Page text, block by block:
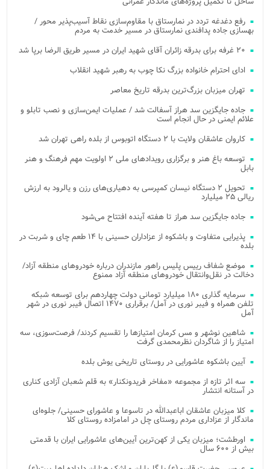
رفع دغدغه تردد در نمارستاق با مقاوم‌سازی نقاط آسیب‌پذیر محور /
بهسازی جاده پدافندی نمارستاق در مسیر خدمت به مردم
۲۰ غرفه برای بدرقه زائران آقای شهید ایران در مسیر طریق الرضا برپا شد
ادای احترام خانواده بزرگ نکا چوب به رهبر شهید انقلاب
تهران میزبان بزرگ‌ترین بدرقه تاریخ معاصر
جاده جایگزین سد هراز آسفالت شد / عملیات ایمن‌سازی و نصب تابلو و
علائم ایمنی در حال انجام است
کاروان عاشقان ولایت با ۲ دستگاه اتوبوس از بلده راهی تهران شد
توسعه باغ هنر و برگزاری رویدادهای ملی ۲ اولویت مهم فرهنگ و هنر
بابل
تحویل ۲ دستگاه نیسان کمپرسی به دهیاری‌های رزن و یالرود به ارزش
ریالی ۲۵ میلیارد
جاده جایگزین سد هراز تا هفته آینده افتتاح می‌شود
پذیرایی متفاوت و باشکوه از عزاداران حسینی با ۱۴ طعم چای و شربت در
بلده
موضع شفاف رییس پلیس راهور مازندران درباره خودروهای منطقه آزاد/
دخالت در نقل‌وانتقال خودروهای منطقه آزاد ممنوع
سرمایه گذاری ۱۸۰ میلیارد تومانی دولت چهاردهم برای توسعه شبکه
تلفن همراه و فیبر نوری در آمل/ برقراری ۱۴۷۰ اتصال فیبر نوری در شهر
آمل
شاهین نوشهر و مس کرمان امتیازها را تقسیم کردند/ فرصت‌سوزی، سه
امتیاز را از شاگردان نظرمحمدی گرفت
آیین باشکوه عاشورایی در روستای تاریخی یوش بلده
سه اثر تازه از مجموعه «مفاخر فریدونکنار» به قلم شعبان آزادی کناری
در آستانه انتشار
کلا میزبان عاشقان اباعبدالله در تاسوعا و عاشورای حسینی/ جلوه‌ای
ماندگار از عزاداری مردم روستای چل در امامزاده روستای کلا
اورطشت؛ میزبان یکی از کهن‌ترین آیین‌های عاشورایی ایران با قدمتی
بیش از ۶۰۰ سال